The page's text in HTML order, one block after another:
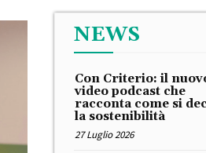
NEWS
Con Criterio: il
video podcast che
racconta come si
la sostenibilità
27 Luglio 2026